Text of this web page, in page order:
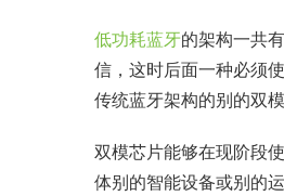
低功耗蓝牙的架构一共
信，这时后面一种必须
传统蓝牙架构的别的双模
双模芯片能够在现阶段
体别的智能设备或别的